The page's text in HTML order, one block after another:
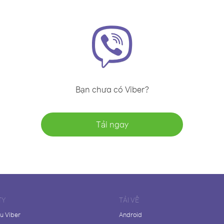
Bạn chưa có Viber?
Tải ngay
Viber
TẢI VỀ
Android